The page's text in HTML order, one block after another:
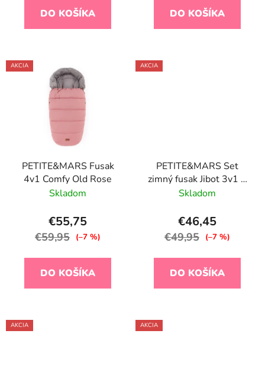
DO KOŠÍKA DO KOŠÍKA
AKCIA
PETITE&MARS Fusak
4v1 Comfy Old Rose
Skladom
€55,75
€59,95 (–7 %)
DO KOŠÍKA
AKCIA
PETITE&MARS Set
zimný fusak Jibot 3v1 +
rukavice na kočík Jasie
Skladom
€46,45
€49,95 (–7 %)
DO KOŠÍKA
AKCIA AKCIA